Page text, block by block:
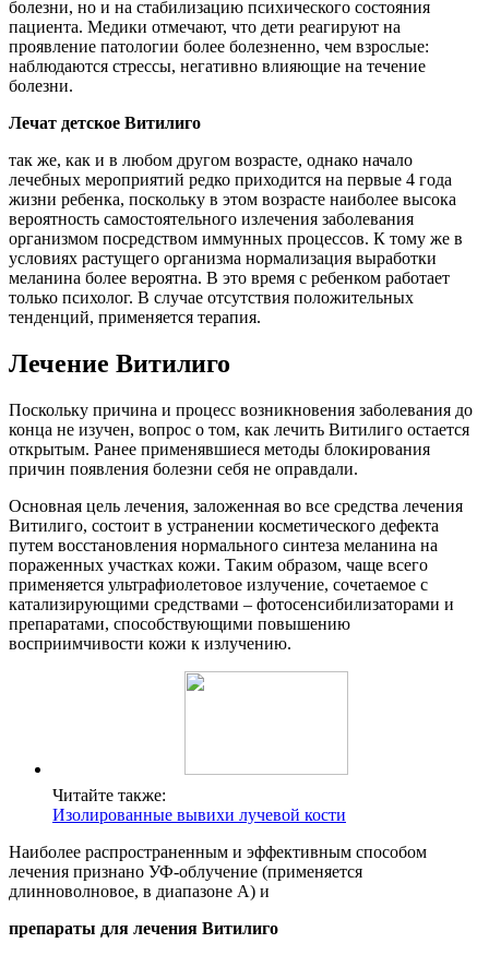
болезни, но и на стабилизацию психического состояния
пациента. Медики отмечают, что дети реагируют на
проявление патологии более болезненно, чем взрослые:
наблюдаются стрессы, негативно влияющие на течение
болезни.
Лечат детское Витилиго
так же, как и в любом другом возрасте, однако начало
лечебных мероприятий редко приходится на первые 4 года
жизни ребенка, поскольку в этом возрасте наиболее высока
вероятность самостоятельного излечения заболевания
организмом посредством иммунных процессов. К тому же в
условиях растущего организма нормализация выработки
меланина более вероятна. В это время с ребенком работает
только психолог. В случае отсутствия положительных
тенденций, применяется терапия.
Лечение Витилиго
Поскольку причина и процесс возникновения заболевания до
конца не изучен, вопрос о том, как лечить Витилиго остается
открытым. Ранее применявшиеся методы блокирования
причин появления болезни себя не оправдали.
Основная цель лечения, заложенная во все средства лечения
Витилиго, состоит в устранении косметического дефекта
путем восстановления нормального синтеза меланина на
пораженных участках кожи. Таким образом, чаще всего
применяется ультрафиолетовое излучение, сочетаемое с
катализирующими средствами – фотосенсибилизаторами и
препаратами, способствующими повышению
восприимчивости кожи к излучению.
Читайте также:
Изолированные вывихи лучевой кости
Наиболее распространенным и эффективным способом
лечения признано УФ-облучение (применяется
длинноволновое, в диапазоне А) и
препараты для лечения Витилиго